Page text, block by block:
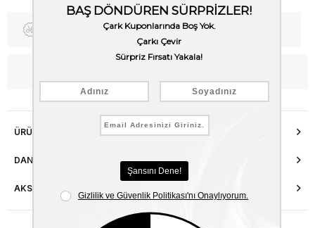
Fiyat Düşünce Haber Ver Kargo Bedava
ÜRÜN ÖZELLIKLERI
DANIŞMA HATTI
AKSESUAR ONARIMI